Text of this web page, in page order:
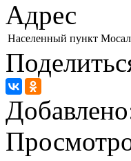
Адрес
Населенный пункт